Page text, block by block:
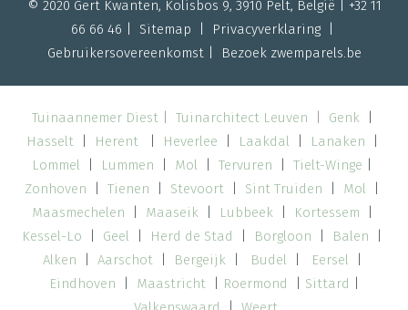
© 2020 Gert Kwanten, Kolisbos 9, 3910 Pelt, België | +32 11
66 66 46
Sitemap | Privacyverklaring|
Gebruikersovereenkomst| Bezoek zwemparels.be
Tuinaannemer Diest| Tuinarchitect Leuven Genk
Hasselt| Herent| Heverlee Laakdal Lanaken
Lommel
Lummen Mol Tervuren Tielt-Winge
Zonhoven
Tienen Stevoort Sint Truiden Mol
Maasmechelen
Maaseik| Lubbeek Kortessem
Kessel-Lo
Geel Herd de Stad Borgloon Balen
Alken
Aarschot| Bergeijk| Budel Eersel
Eindhoven
Maastricht| Roermond Sittard